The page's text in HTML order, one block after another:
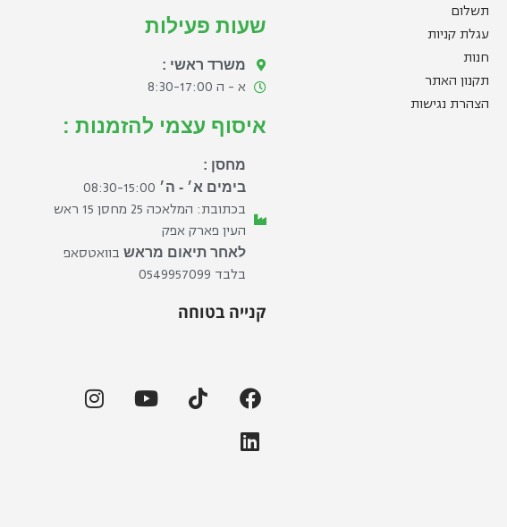
תשלום
עגלת קניות
חנות
תקנון האתר
הצהרת נגישות
שעות פעילות
משרד ראשי :
א - ה 8:30-17:00​
איסוף עצמי להזמנות :
מחסן :
בימים א׳ - ה׳ 08:30-15:00
בכתובת: המלאכה 25 מחסן 15 ראש
העין פארק אפק
לאחר תיאום מראש בוואטסאפ
בלבד ⁦0549957099⁩
קנייה בטוחה